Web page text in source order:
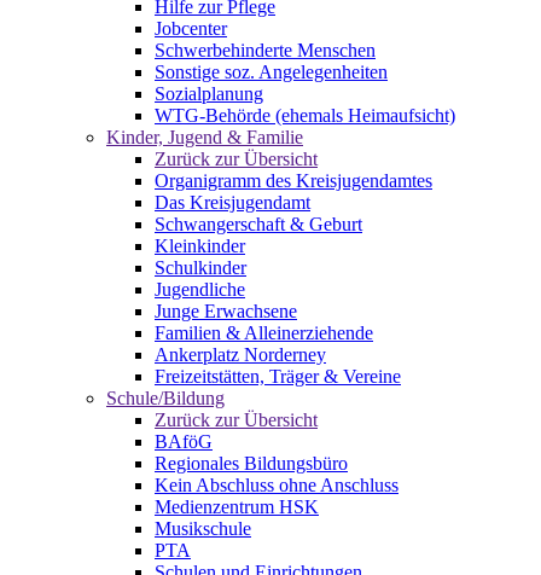
Hilfe zur Pflege
Jobcenter
Schwerbehinderte Menschen
Sonstige soz. Angelegenheiten
Sozialplanung
WTG-Behörde (ehemals Heimaufsicht)
Kinder, Jugend & Familie
Zurück zur Übersicht
Organigramm des Kreisjugendamtes
Das Kreisjugendamt
Schwangerschaft & Geburt
Kleinkinder
Schulkinder
Jugendliche
Junge Erwachsene
Familien & Alleinerziehende
Ankerplatz Norderney
Freizeitstätten, Träger & Vereine
Schule/Bildung
Zurück zur Übersicht
BAföG
Regionales Bildungsbüro
Kein Abschluss ohne Anschluss
Medienzentrum HSK
Musikschule
PTA